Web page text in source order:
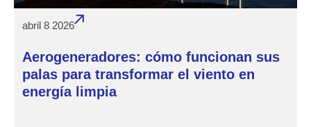
abril 8 2026
Aerogeneradores: cómo funcionan sus
palas para transformar el viento en
energía limpia